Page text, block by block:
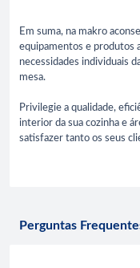
Em suma, na makro
equipamentos e produtos
necessidades individuais
mesa.
Privilegie a qualidade,
interior da sua cozinha e
satisfazer tanto os seus
Perguntas